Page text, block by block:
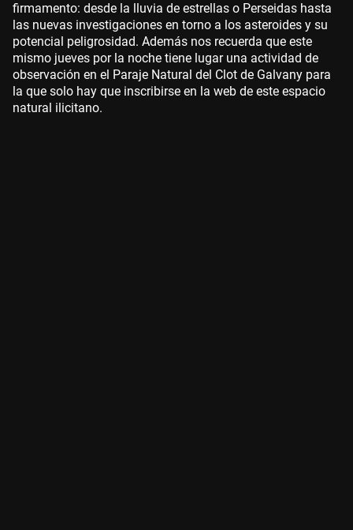
firmamento: desde la lluvia de estrellas o Perseidas hasta
las nuevas investigaciones en torno a los asteroides y su
potencial peligrosidad. Además nos recuerda que este
mismo jueves por la noche tiene lugar una actividad de
observación en el Paraje Natural del Clot de Galvany para
la que solo hay que inscribirse en la web de este espacio
natural ilicitano.